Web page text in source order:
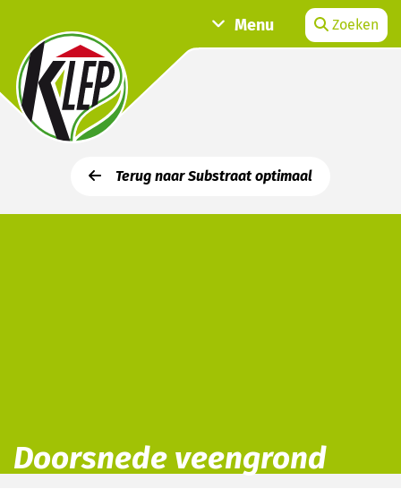
Menu Zoeken
Terug naar Substraat optimaal
Doorsnede veengrond